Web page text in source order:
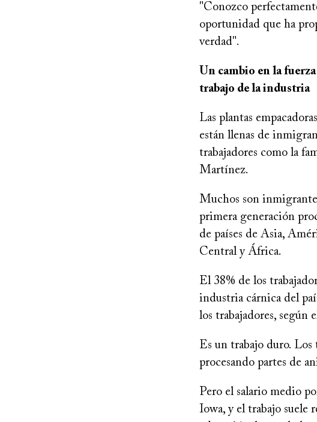
"Conozco
oportunidad que ha
verdad".
Un cambio en la fuerza
trabajo de la industria
Las plantas
están llenas de
trabajadores como la
Martínez.
Muchos son
primera generación
de países de Asia,
Central y África.
El 38% de los
industria cárnica del
los trabajadores,
Es un trabajo duro.
procesando partes de
Pero el salario medio
Iowa, y el trabajo